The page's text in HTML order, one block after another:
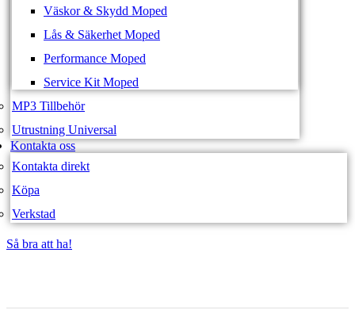
Väskor & Skydd Moped
Lås & Säkerhet Moped
Performance Moped
Service Kit Moped
MP3 Tillbehör
Utrustning Universal
Kontakta oss
Kontakta direkt
Köpa
Verkstad
Så bra att ha!